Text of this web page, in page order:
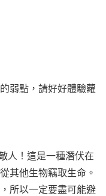
弱點，請好好體驗蘿
人！這是一種潛伏在
其他生物竊取生命。
所以一定要盡可能避